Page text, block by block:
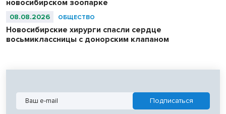
новосибирском зоопарке
08.08.2026 ОБЩЕСТВО
Новосибирские хирурги спасли сердце
восьмиклассницы с донорским клапаном